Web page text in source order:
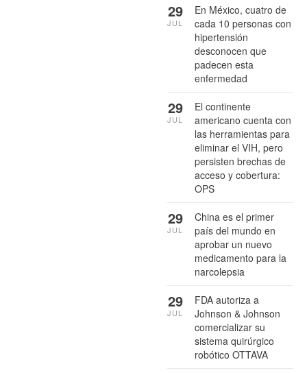
En México, cuatro de
cada 10 personas con
hipertensión
desconocen que
padecen esta
enfermedad
29
JUL
El continente
americano cuenta con
las herramientas para
eliminar el VIH, pero
persisten brechas de
acceso y cobertura:
OPS
29
JUL
China es el primer
país del mundo en
aprobar un nuevo
medicamento para la
narcolepsia
29
JUL
FDA autoriza a
Johnson & Johnson
comercializar su
sistema quirúrgico
robótico OTTAVA
29
JUL